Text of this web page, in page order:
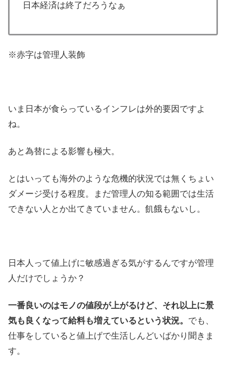
日本経済は終了だろうなぁ
※赤字は管理人装飾
いま日本が食らっているインフレは外的要因ですよ
ね。
あと為替による影響も極大。
とはいっても海外のような危機的状況では無くちょい
ダメージ受ける程度。まだ管理人の知る範囲では生活
できない人とか出てきていません。飢餓もないし。
日本人って値上げに敏感過ぎる気がするんですが管理
人だけでしょうか？
一番良いのはモノの値段が上がるけど、それ以上に景
気も良くなって給料も増えているという状況。 でも、
仕事をしていると値上げで生活しんどいばかり聞きま
す。